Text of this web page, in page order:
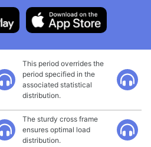
This period overrides the
period specified in the
associated statistical
distribution.
The sturdy cross frame
ensures optimal load
distribution.